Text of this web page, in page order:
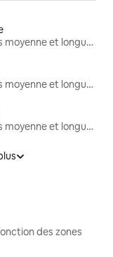
Locations moyenne et longue durée
Locations moyenne et longue durée
Locations moyenne et longue durée
des zones